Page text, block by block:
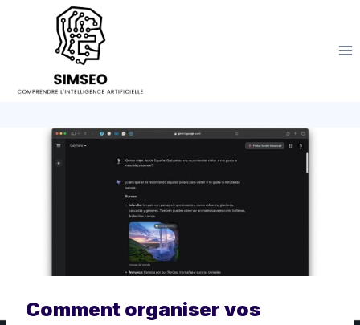
Comment organiser vos